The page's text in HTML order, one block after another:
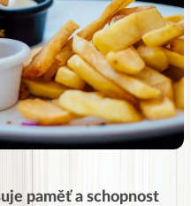
paměť a schopnost